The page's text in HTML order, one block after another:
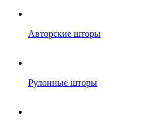
Авторские шторы
Рулонные шторы